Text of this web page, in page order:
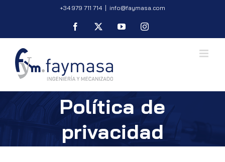
+34 979 711 714 info@faymasa.com
Facebook YouTubeInstagram
Política de
privacidad